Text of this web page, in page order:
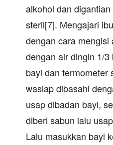
alkohol dan
steril[7]. Mengajari
dengan cara
dengan air dingin 1/
bayi dan termometer
waslap dibasahi
usap dibadan bayi,
diberi sabun lalu
Lalu masukkan bayi